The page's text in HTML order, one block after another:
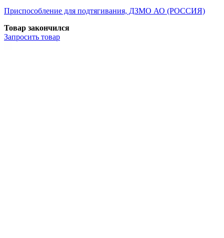
Приспособление для подтягивания, ДЗМО АО (РОССИЯ)
Товар закончился
Запросить товар